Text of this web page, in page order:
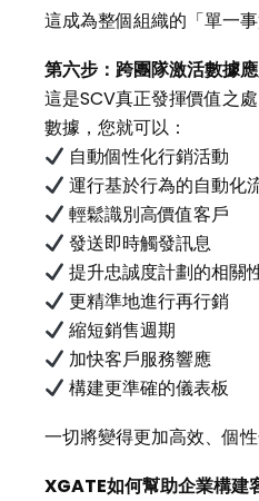
這成為整個組織的「單一事
第六步：跨團隊激活數據
這是SCV真正發揮價值之
數據，您就可以：
自動個性化行銷活動
運行基於行為的自動化
輕鬆識別高價值客戶
發送即時觸發訊息
提升忠誠度計劃的相關
更精準地進行再行銷
縮短銷售週期
加快客戶服務響應
構建更準確的儀表板
一切將變得更加高效、個
XGATE如何幫助企業構建